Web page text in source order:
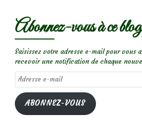
Abonnez-vous à ce
Saisissez votre adresse e-mail pour vous
recevoir une notification de chaque
Adresse
e-
mail
ABONNEZ-VOUS